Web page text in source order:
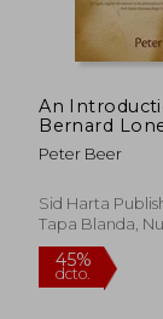
dcto.
An
Bernard
Exploring
Approach to
Questions
Peter Beer
Sid Harta
Tapa Blanda,